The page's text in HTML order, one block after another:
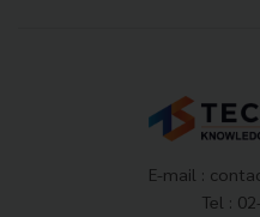
E-mail :
Tel :